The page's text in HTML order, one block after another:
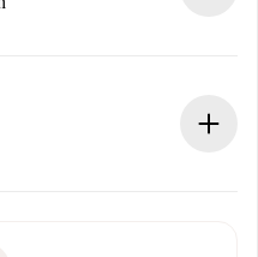
muss, entstehen keine